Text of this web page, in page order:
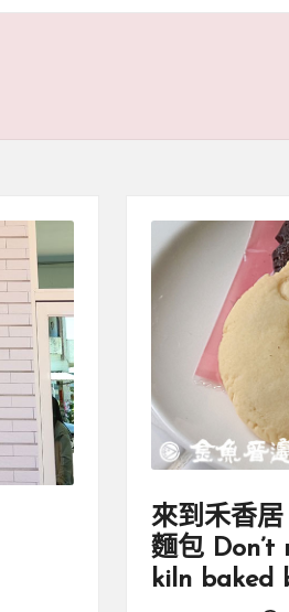
來到禾香
麵包 Don’t
kiln baked